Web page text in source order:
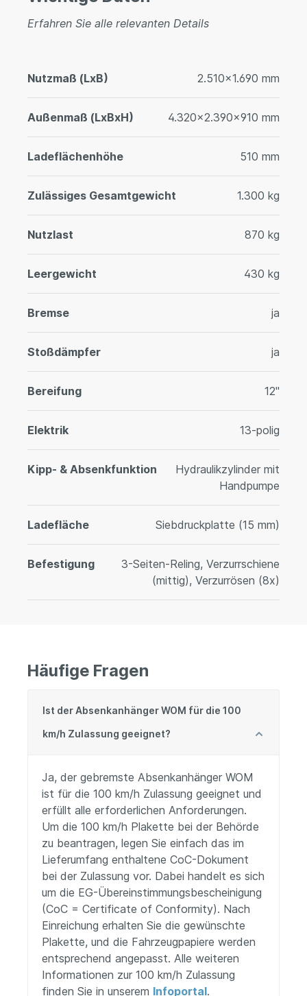
Erfahren Sie alle relevanten Details
Nutzmaß (LxB) 2.510x1.690 mm
Außenmaß (LxBxH) 4.320x2.390x910 mm
Ladeflächenhöhe 510 mm
Zulässiges Gesamtgewicht 1.300 kg
Nutzlast 870 kg
Leergewicht 430 kg
Bremse ja
Stoßdämpfer ja
Bereifung 12"
Elektrik 13-polig
Kipp- & Absenkfunktion
Hydraulikzylinder mit
Handpumpe
Ladefläche Siebdruckplatte (15 mm)
Befestigung
3-Seiten-Reling, Verzurrschiene
(mittig), Verzurrösen (8x)
Häufige Fragen
Ist der Absenkanhänger WOM für die 100
km/h Zulassung geeignet?
Ja, der gebremste Absenkanhänger WOM
ist für die 100 km/h Zulassung geeignet und
erfüllt alle erforderlichen Anforderungen.
Um die 100 km/h Plakette bei der Behörde
zu beantragen, legen Sie einfach das im
Lieferumfang enthaltene CoC-Dokument
bei der Zulassung vor. Dabei handelt es sich
um die EG-Übereinstimmungsbescheinigung
(CoC = Certificate of Conformity). Nach
Einreichung erhalten Sie die gewünschte
Plakette, und die Fahrzeugpapiere werden
entsprechend angepasst. Alle weiteren
Informationen zur 100 km/h Zulassung
finden Sie in unserem Infoportal.